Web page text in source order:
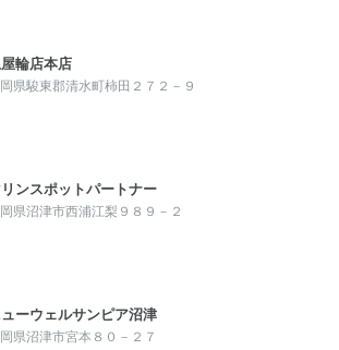
輪店本店
県駿東郡清水町柿田２７２－９
ンスポットパートナー
県沼津市西浦江梨９８９－２
ーウェルサンピア沼津
県沼津市宮本８０－２７